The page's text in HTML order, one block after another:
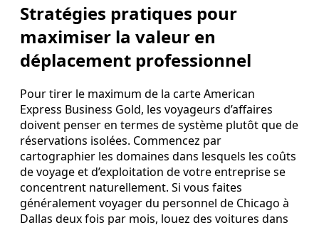
Stratégies pratiques pour
maximiser la valeur en
déplacement professionnel
Pour tirer le maximum de la carte American
Express Business Gold, les voyageurs d’affaires
doivent penser en termes de système plutôt que de
réservations isolées. Commencez par
cartographier les domaines dans lesquels les coûts
de voyage et d’exploitation de votre entreprise se
concentrent naturellement. Si vous faites
généralement voyager du personnel de Chicago à
Dallas deux fois par mois, louez des voitures dans